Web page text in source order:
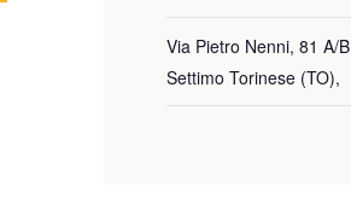
Via Pietro Nenni, 81 A/B
Settimo Torinese (TO),